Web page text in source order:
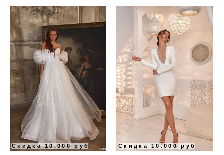
Скидка 10.000 руб Скидка 10.000 руб